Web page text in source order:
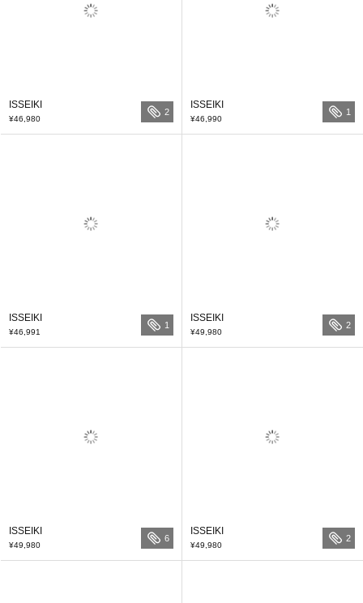
ISSEIKI
¥46,980
2
ISSEIKI
¥46,990
1
ISSEIKI
¥46,991
1
ISSEIKI
¥49,980
2
ISSEIKI
¥49,980
6
ISSEIKI
¥49,980
2